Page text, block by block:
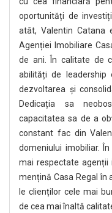
oportunități de
atât, Valentin Catana
Agenției Imobiliare
de ani. În calitate de
abilități de leadership
dezvoltarea și
Dedicația sa
capacitatea sa de a
constant fac din
domeniului imobiliar.
mai respectate agenții
mențină Casa Regal în
le clienților cele mai
de cea mai înaltă